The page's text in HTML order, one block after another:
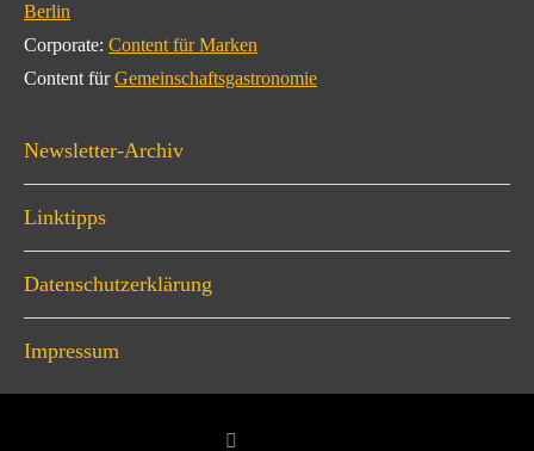
Berlin
Corporate: Content für Marken
Content fürGemeinschaftsgastronomie
Newsletter-Archiv
Linktipps
Datenschutzerklärung
Impressum